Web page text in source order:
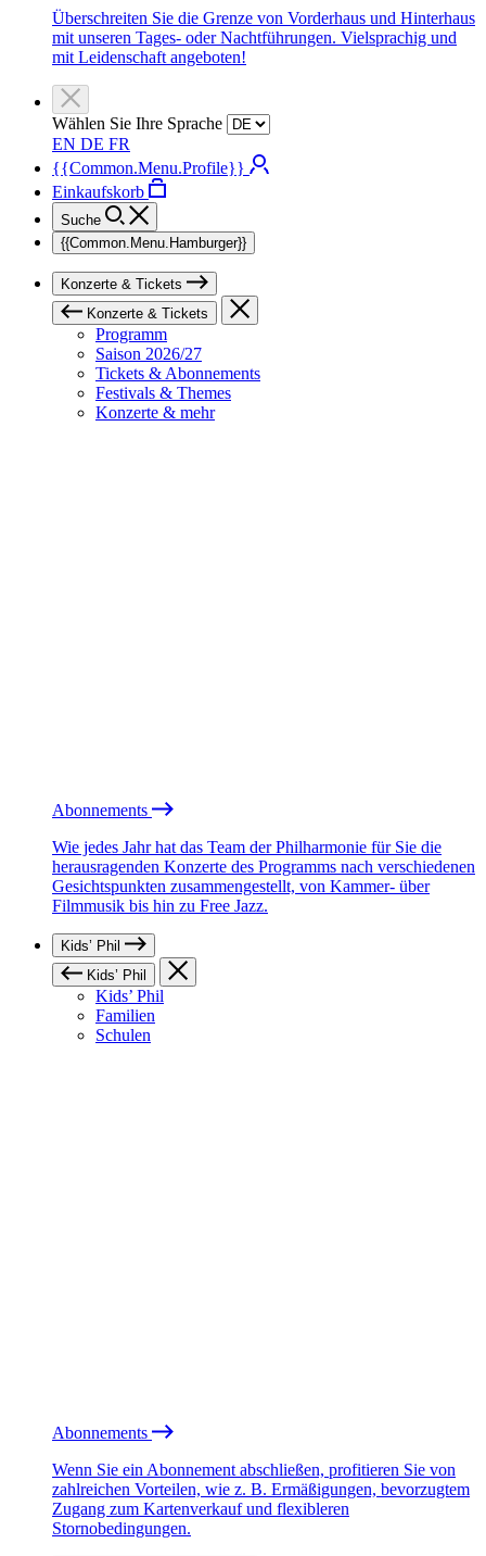
Überschreiten Sie die Grenze von Vorderhaus und Hinterhaus
mit unseren Tages- oder Nachtführungen. Vielsprachig und
mit Leidenschaft angeboten!
Wählen Sie Ihre Sprache
EN DE FR
{{Common.Menu.Profile}}
Einkaufskorb
Suche
{{Common.Menu.Hamburger}}
Konzerte & Tickets
Konzerte & Tickets
Programm
Saison 2026/27
Tickets & Abonnements
Festivals & Themes
Konzerte & mehr
Abonnements
Wie jedes Jahr hat das Team der Philharmonie für Sie die
herausragenden Konzerte des Programms nach verschiedenen
Gesichtspunkten zusammengestellt, von Kammer- über
Filmmusik bis hin zu Free Jazz.
Kids’ Phil
Kids’ Phil
Kids’ Phil
Familien
Schulen
Abonnements
Wenn Sie ein Abonnement abschließen, profitieren Sie von
zahlreichen Vorteilen, wie z. B. Ermäßigungen, bevorzugtem
Zugang zum Kartenverkauf und flexibleren
Stornobedingungen.